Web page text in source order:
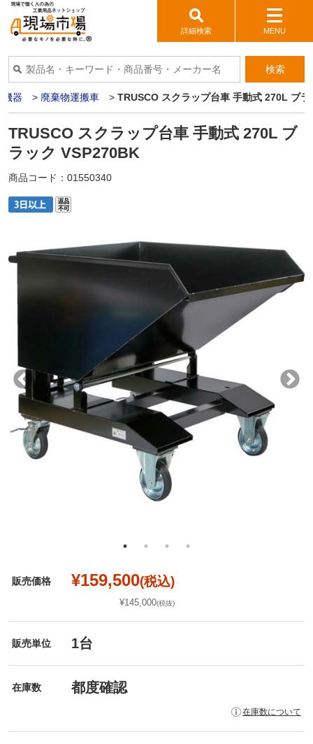
詳細検索 MENU
検索
機器 > 廃棄物運搬車 > TRUSCO スクラップ台車 手動式 270L ブ
TRUSCO スクラップ台車 手動式 270L ブ
ラック VSP270BK
商品コード： 01550340
販売価格 ¥159,500(税込)
¥145,000(税抜)
販売単位 1台
在庫数 都度確認
在庫数について